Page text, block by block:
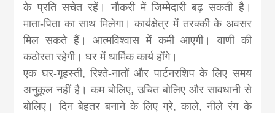
के प्रति सचेत रहें। नौकरी में जिम्मेदारी बढ़ सकती है।
माता-पिता का साथ मिलेगा। कार्यक्षेत्र में तरक्की के अवसर
मिल सकते हैं। आत्मविश्वास में कमी आएगी। वाणी की
कठोरता रहेगी। घर में धार्मिक कार्य होंगे।
एक घर-गृहस्ती, रिश्ते-नातों और पार्टनरशिप के लिए समय
अनुकूल नहीं है। कम बोलिए, उचित बोलिए और सावधानी से
बोलिए। दिन बेहतर बनाने के लिए ग्रे, काले, नीले रंग के